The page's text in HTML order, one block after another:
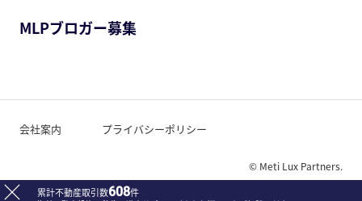
MLPブロガー募集
会社案内 プライバシーポリシー
© Meti Lux Partners.
累計不動産取引数608件